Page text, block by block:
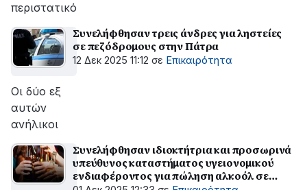
περιστατικό
Συνελήφθησαν τρεις άνδρες για ληστείες
σε πεζόδρομους στην Πάτρα
12 Δεκ 2025 11:12 σε Επικαιρότητα
Oι δύο εξ
αυτών
ανήλικοι
Συνελήφθησαν ιδιοκτήτρια και προσωρινά
υπεύθυνος καταστήματος υγειονομικού
ενδιαφέροντος για πώληση αλκοόλ σε